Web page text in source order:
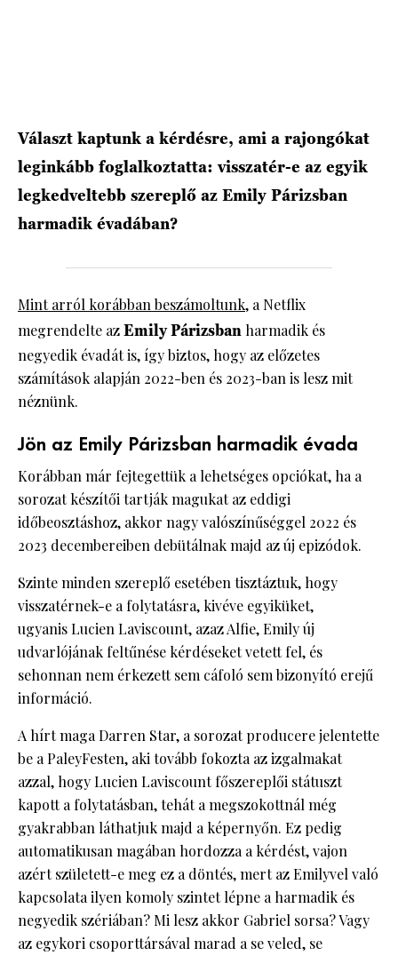
Választ kaptunk a kérdésre, ami a rajongókat
leginkább foglalkoztatta: visszatér-e az egyik
legkedveltebb szereplő az Emily Párizsban
harmadik évadában?
Mint arról korábban beszámoltunk, a Netflix
megrendelte azEmily Párizsban harmadik és
negyedik évadát is, így biztos, hogy az előzetes
számítások alapján 2022-ben és 2023-ban is lesz mit
néznünk.
Jön az Emily Párizsban harmadik évada
Korábban már fejtegettük a lehetséges opciókat, ha a
sorozat készítői tartják magukat az eddigi
időbeosztáshoz, akkor nagy valószínűséggel 2022 és
2023 decembereiben debütálnak majd az új epizódok.
Szinte minden szereplő esetében tisztáztuk, hogy
visszatérnek-e a folytatásra, kivéve egyiküket,
ugyanis Lucien Laviscount, azaz Alfie, Emily új
udvarlójának feltűnése kérdéseket vetett fel, és
sehonnan nem érkezett sem cáfoló sem bizonyító erejű
információ.
A hírt maga Darren Star, a sorozat producere jelentette
be a PaleyFesten, aki tovább fokozta az izgalmakat
azzal, hogy Lucien Laviscount főszereplői státuszt
kapott a folytatásban, tehát a megszokottnál még
gyakrabban láthatjuk majd a képernyőn. Ez pedig
automatikusan magában hordozza a kérdést, vajon
azért született-e meg ez a döntés, mert az Emilyvel való
kapcsolata ilyen komoly szintet lépne a harmadik és
negyedik szériában? Mi lesz akkor Gabriel sorsa? Vagy
az egykori csoporttársával marad a se veled, se